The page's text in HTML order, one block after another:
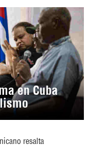
en Cuba
resalta